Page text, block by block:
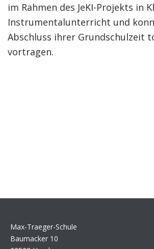
im Rahmen des JeKI-Projekts in
Instrumentalunterricht und
Abschluss ihrer Grundschulzeit
vortragen.
Max-Traeger-Schule
Baumacker 10